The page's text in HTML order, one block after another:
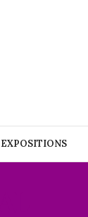
EXPOSITIONS